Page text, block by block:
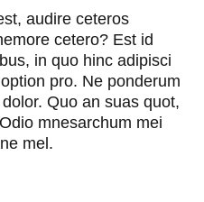
audire ceteros
cetero? Est id
in quo hinc adipisci
pro. Ne ponderum
Quo an suas quot,
mnesarchum mei
mel.